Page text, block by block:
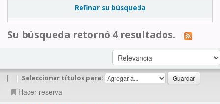
Refinar su búsqueda
Su búsqueda retornó 4 resultados.
| | Seleccionar títulos para:
Hacer reserva